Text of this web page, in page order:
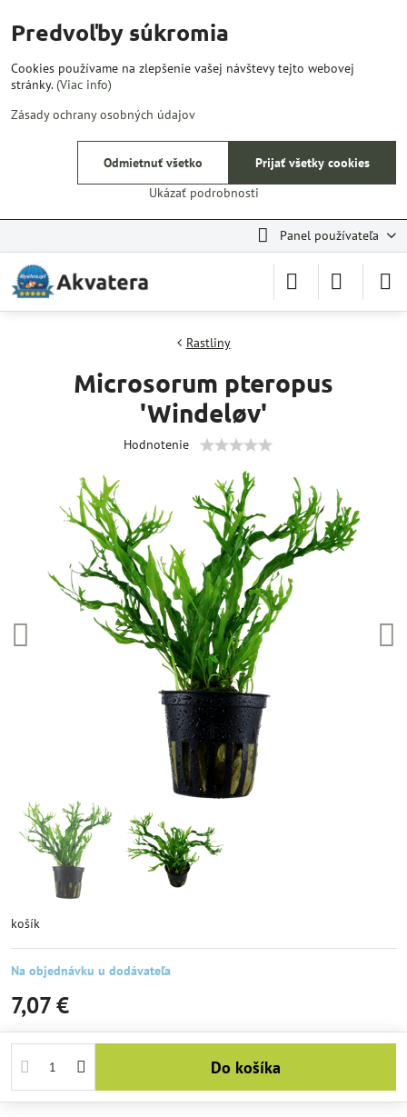
Panel používateľa
Rastliny
Microsorum pteropus
'Windeløv'
Hodnotenie
košík
Na objednávku u dodávateľa
7,07 €
Do košíka
Predvoľby súkromia
Cookies používame na zlepšenie vašej návštevy tejto webovej
stránky.(Viac info)
Zásady ochrany osobných údajov
Ukázať podrobnosti
Prijať všetky cookies
Odmietnuť všetko